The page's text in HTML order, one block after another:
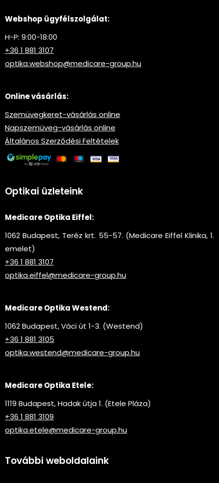
Webshop ügyfélszolgálat:
H-P: 9:00-18:00
+36 1 881 3107
optika.webshop@medicare-group.hu
Online vásárlás:
Szemüvegkeret-vásárlás online
Napszemüveg-vásárlás online
Általános Szerződési Feltételek
Optikai üzleteink
Medicare Optika Eiffel:
1062 Budapest, Teréz krt. 55-57. (Medicare Eiffel Klinika, 1.
emelet)
+36 1 881 3107
optika.eiffel@medicare-group.hu
Medicare Optika Westend:
1062 Budapest, Váci út 1-3. (Westend)
+36 1 881 3105
optika.westend@medicare-group.hu
Medicare Optika Etele:
1119 Budapest, Hadak útja 1. (Etele Pláza)
+36 1 881 3109
optika.etele@medicare-group.hu
További weboldalaink